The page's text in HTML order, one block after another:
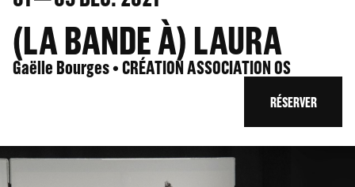
(LA BANDE À) LAURA
Gaëlle Bourges • CRÉATION ASSOCIATION OS
RÉSERVER